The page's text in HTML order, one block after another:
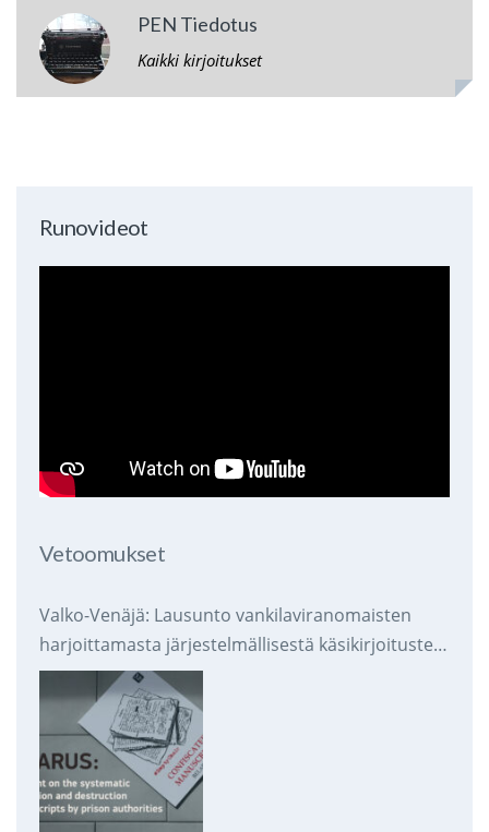
PEN Tiedotus
Kaikki kirjoitukset
Runovideot
Vetoomukset
Valko-Venäjä: Lausunto vankilaviranomaisten
harjoittamasta järjestelmällisestä käsikirjoitusten
takavarikoinnista ja tuhoamisesta